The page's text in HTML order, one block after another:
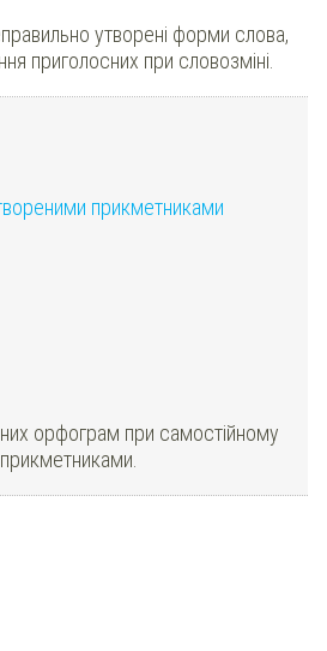
утворені форми слова,
приголосних при словозміні.
прикметниками
орфограм при самостійному